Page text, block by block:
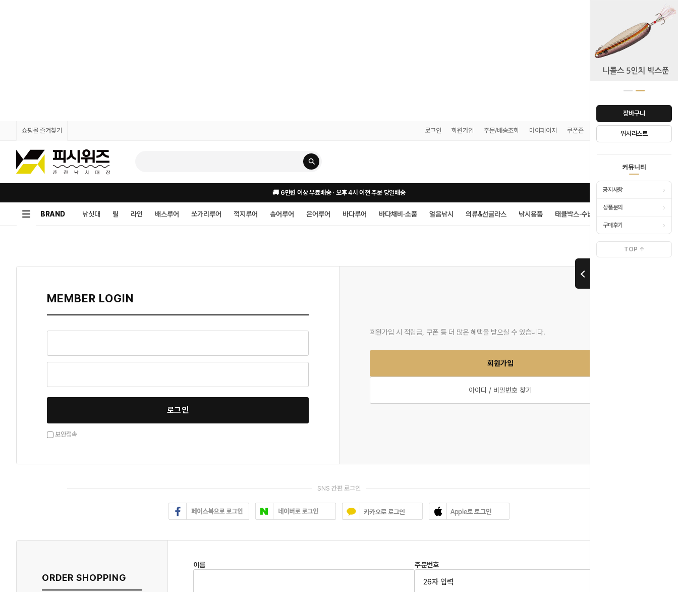
장바구니
위시리스트
커뮤니티
공지사항 ›
상품문의 ›
구매후기 ›
TOP ↑
쇼핑몰 즐겨찾기 로그인 회원가입 주문/배송조회 마이페이지 쿠폰존
🚚 6만원 이상 무료배송 · 오후 4시 이전 주문 당일배송
BRAND 낚싯대 릴 라인 배스루어 쏘가리루어 꺽지루어 송어루어 은어루어 바다루어 바다채비·소품 얼음낚시 의류&선글라스 낚시용품 태클박스·수납
MEMBER LOGIN
로그인
보안접속
회원가입 시 적립금, 쿠폰 등 더 많은 혜택을 받으실 수 있습니다.
회원가입
아이디 / 비밀번호 찾기
SNS 간편 로그인
ORDER SHOPPING
이름 주문번호